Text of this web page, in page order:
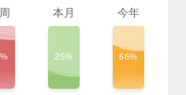
本月
25%
今年
66%